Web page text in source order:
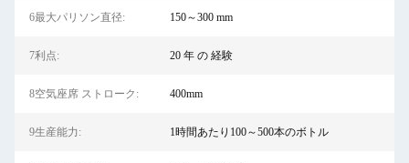
6最大パリソン直径: 150～300 mm
7利点: 20 年 の 経験
8空気座席 ストローク: 400mm
9生産能力: 1時間あたり100～500本のボトル